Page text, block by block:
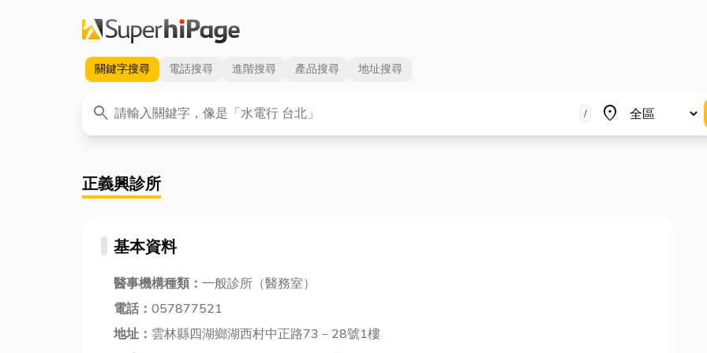
關鍵字搜尋 電話搜尋 進階搜尋 產品搜尋 地址搜尋
search
關鍵字 / place
地區
正義興診所
基本資料
醫事機構種類： 一般診所（醫務室）
電話： 057877521
地址： 雲林縣四湖鄉湖西村中正路73－28號1樓